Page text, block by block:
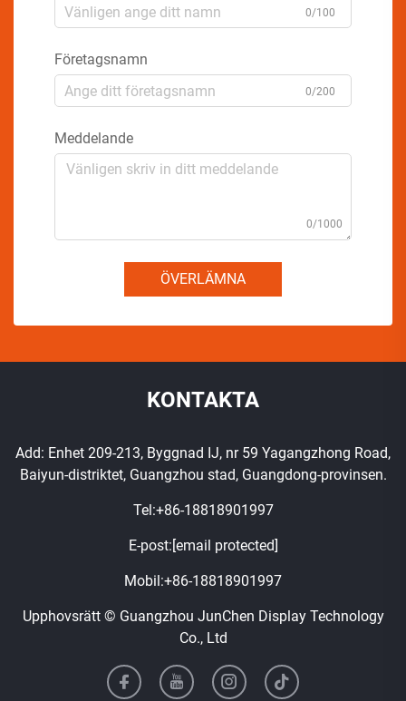
0/100
Företagsnamn
0/200
Meddelande
0/1000
ÖVERLÄMNA
KONTAKTA
Add: Enhet 209-213, Byggnad IJ, nr 59 Yagangzhong Road,
Baiyun-distriktet, Guangzhou stad, Guangdong-provinsen.
Tel:+86-18818901997
E-post: [email protected]
Mobil:+86-18818901997
Upphovsrätt © Guangzhou JunChen Display Technology
Co., Ltd